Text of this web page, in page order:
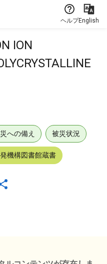
ヘルプEnglish
ION
への備え 被災状況
機構図書館蔵書